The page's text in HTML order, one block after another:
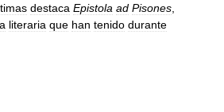
destaca Epistola ad Pisones
literaria que han tenido durante